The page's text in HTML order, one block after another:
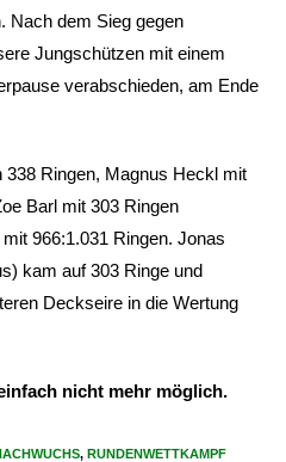
Nach dem Sieg gegen
Jungschützen mit einem
verabschieden, am Ende
Ringen, Magnus Heckl mit
Barl mit 303 Ringen
966:1.031 Ringen. Jonas
kam auf 303 Ringe und
Deckseire in die Wertung
nicht mehr möglich.
, RUNDENWETTKAMPF